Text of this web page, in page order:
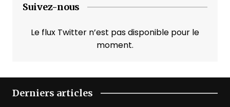
Suivez-nous
Le flux Twitter n’est pas disponible pour le
moment.
Derniers articles